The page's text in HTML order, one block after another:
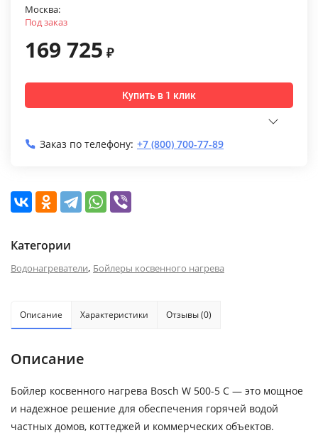
Москва:
Под заказ
169 725 ₽
Купить в 1 клик
Заказ по телефону: +7 (800) 700-77-89
Категории
Водонагреватели, Бойлеры косвенного нагрева
Описание Характеристики Отзывы (0)
Описание
Бойлер косвенного нагрева Bosch W 500-5 C — это мощное
и надежное решение для обеспечения горячей водой
частных домов, коттеджей и коммерческих объектов.